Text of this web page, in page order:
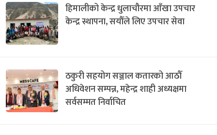
हिमालीको केन्द्र धुलाचौरमा आँखा उपचार
केन्द्र स्थापना, सयौँले लिए उपचार सेवा
ठकुरी सहयोग सञ्जाल कतारको आठौँ
अधिवेशन सम्पन्न, महेन्द्र शाही अध्यक्षमा
सर्वसम्मत निर्वाचित